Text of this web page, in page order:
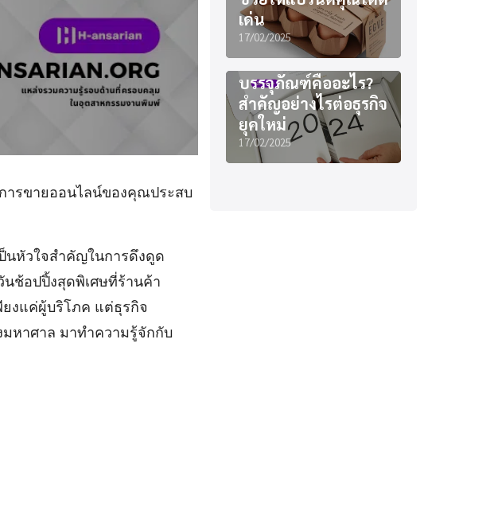
ารขายออนไลน์ของคุณประสบ
หัวใจสำคัญในการดึงดูด
ช้อปปิ้งสุดพิเศษที่ร้านค้า
งแค่ผู้บริโภค แต่ธุรกิจ
หาศาล มาทำความรู้จักกับ
เด่น
17/02/2025
บรรจุภัณฑ์คืออะไร?
สำคัญอย่างไรต่อธุรกิจ
ยุคใหม่
17/02/2025